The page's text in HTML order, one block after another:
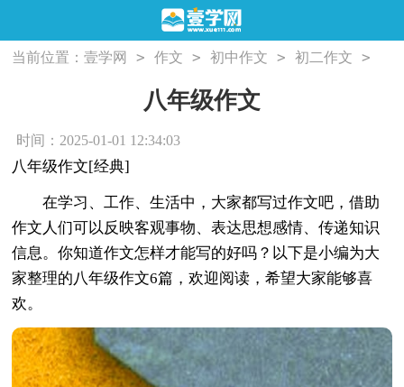
当前位置：壹学网 > 作文 > 初中作文 > 初二作文 >
八年级作文
时间：2025-01-01 12:34:03
八年级作文[经典]
在学习、工作、生活中，大家都写过作文吧，借助
作文人们可以反映客观事物、表达思想感情、传递知识
信息。你知道作文怎样才能写的好吗？以下是小编为大
家整理的八年级作文6篇，欢迎阅读，希望大家能够喜
欢。